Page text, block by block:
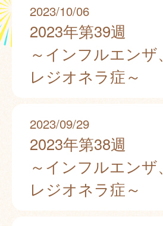
2023/10/06
2023年第39週
～インフルエンザ、
レジオネラ症～
2023/09/29
2023年第38週
～インフルエンザ、
レジオネラ症～